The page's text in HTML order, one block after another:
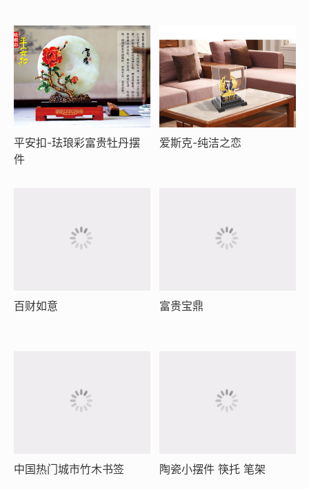
平安扣-珐琅彩富贵牡丹摆
件
爱斯克-纯洁之恋
百财如意 富贵宝鼎
中国热门城市竹木书签 陶瓷小摆件 筷托 笔架